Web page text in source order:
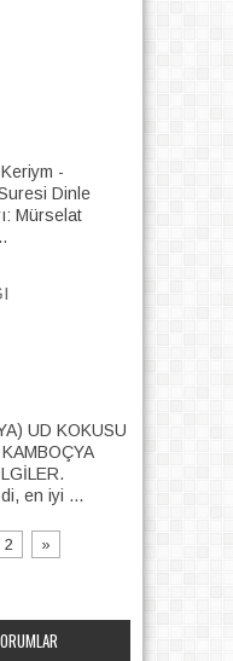
-
Dinle
Mürselat
UD KOKUSU
en iyi ...
2 »